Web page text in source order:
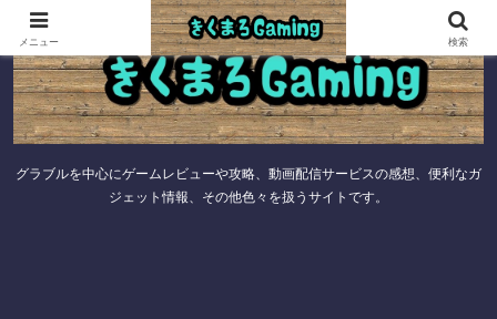
グラブルを中心にゲームレビューや攻略、動画配信サービスの感想、便利なガ
ジェット情報、その他色々を扱うサイトです。
メニュー 検索